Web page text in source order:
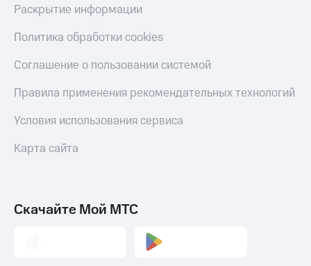
Раскрытие информации
Политика обработки cookies
Соглашение о пользовании системой
Правила применения рекомендательных технологий
Условия использования сервиса
Карта сайта
Скачайте Мой МТС